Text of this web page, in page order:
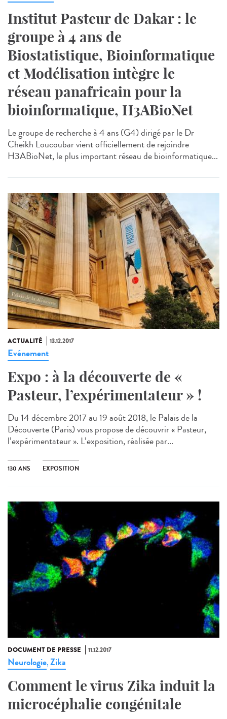
Institut Pasteur de Dakar : le
groupe à 4 ans de
Biostatistique, Bioinformatique
et Modélisation intègre le
réseau panafricain pour la
bioinformatique, H3ABioNet
Le groupe de recherche à 4 ans (G4) dirigé par le Dr
Cheikh Loucoubar vient officiellement de rejoindre
H3ABioNet, le plus important réseau de bioinformatique...
ACTUALITÉ 13.12.2017
Evénement
Expo : à la découverte de «
Pasteur, l’expérimentateur » !
Du 14 décembre 2017 au 19 août 2018, le Palais de la
Découverte (Paris) vous propose de découvrir « Pasteur,
l’expérimentateur ». L’exposition, réalisée par...
130 ANS EXPOSITION
DOCUMENT DE PRESSE 11.12.2017
Neurologie,Zika
Comment le virus Zika induit la
microcéphalie congénitale